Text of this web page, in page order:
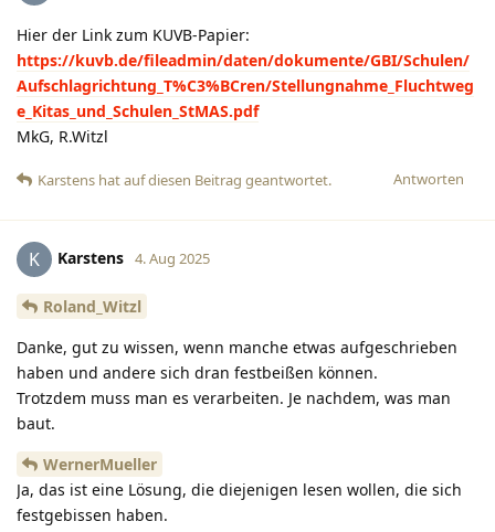
Hier der Link zum KUVB-Papier:
https://kuvb.de/fileadmin/daten/dokumente/GBI/Schulen/
Aufschlagrichtung_T%C3%BCren/Stellungnahme_Fluchtweg
e_Kitas_und_Schulen_StMAS.pdf
MkG, R.Witzl
Antworten
Karstens hatauf diesen Beitrag geantwortet.
K Karstens 4. Aug 2025
Roland_Witzl
Danke, gut zu wissen, wenn manche etwas aufgeschrieben
haben und andere sich dran festbeißen können.
Trotzdem muss man es verarbeiten. Je nachdem, was man
baut.
WernerMueller
Ja, das ist eine Lösung, die diejenigen lesen wollen, die sich
festgebissen haben.